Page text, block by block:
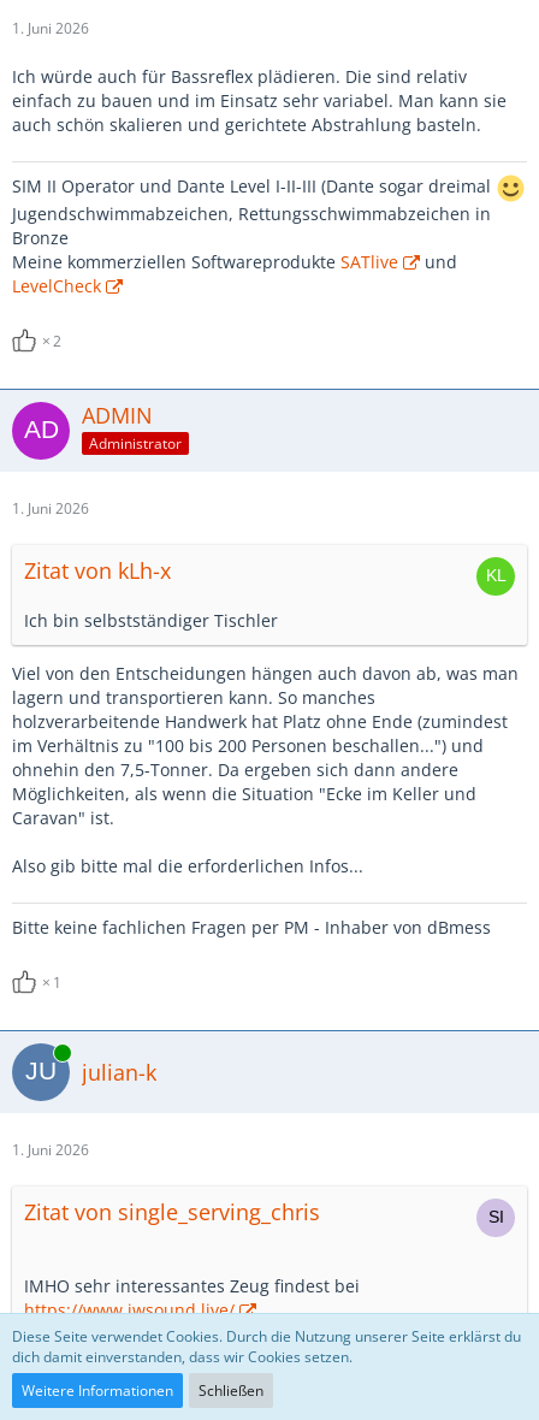
1. Juni 2026
Ich würde auch für Bassreflex plädieren. Die sind relativ
einfach zu bauen und im Einsatz sehr variabel. Man kann sie
auch schön skalieren und gerichtete Abstrahlung basteln.
SIM II Operator und Dante Level I-II-III (Dante sogar dreimal
Jugendschwimmabzeichen, Rettungsschwimmabzeichen in
Bronze
Meine kommerziellen Softwareprodukte SATlive
und
LevelCheck
2
ADMIN
Administrator
1. Juni 2026
Zitat von kLh-x
Ich bin selbstständiger Tischler
Viel von den Entscheidungen hängen auch davon ab, was man
lagern und transportieren kann. So manches
holzverarbeitende Handwerk hat Platz ohne Ende (zumindest
im Verhältnis zu "100 bis 200 Personen beschallen...") und
ohnehin den 7,5-Tonner. Da ergeben sich dann andere
Möglichkeiten, als wenn die Situation "Ecke im Keller und
Caravan" ist.
Also gib bitte mal die erforderlichen Infos...
Bitte keine fachlichen Fragen per PM - Inhaber von dBmess
1
Online
julian-k
1. Juni 2026
Zitat von single_serving_chris
IMHO sehr interessantes Zeug findest bei
https://www.jwsound.live/
Schwer verliebt 😍
Diese Seite verwendet Cookies. Durch die Nutzung unserer Seite erklärst du
dich damit einverstanden, dass wir Cookies setzen.
Weitere Informationen
Schließen